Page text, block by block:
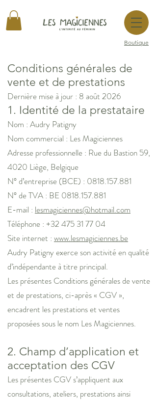
Boutique
Conditions générales de
vente et de prestations
Dernière mise à jour : 8 août 2026
1. Identité de la prestataire
Nom : Audry Patigny
Nom commercial : Les Magiciennes
Adresse professionnelle : Rue du Bastion 59,
4020 Liège, Belgique
N° d’entreprise (BCE) : 0818.157.881
N° de TVA : BE 0818.157.881
E-mail : lesmagiciennes@hotmail.com
Téléphone : +32 475 31 77 04
Site internet : www.lesmagiciennes.be
Audry Patigny exerce son activité en qualité
d’indépendante à titre principal.
Les présentes Conditions générales de vente
et de prestations, ci-après « CGV »,
encadrent les prestations et ventes
proposées sous le nom Les Magiciennes.
2. Champ d’application et
acceptation des CGV
Les présentes CGV s’appliquent aux
consultations, ateliers, prestations ainsi